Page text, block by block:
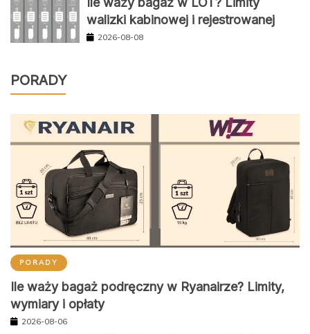
walizki kabinowej i rejestrowanej
2026-08-08
PORADY
PORADY
Ile waży bagaż podręczny w Ryanairze? Limity,
wymiary i opłaty
2026-08-06